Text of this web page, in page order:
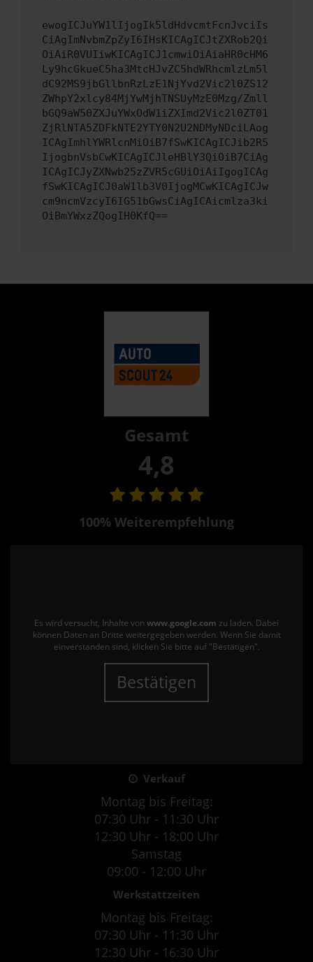
ewogICJuYW1lIjogIk5ldHdvcmtFcnJvciIs
CiAgImNvbmZpZyI6IHsKICAgICJtZXRob2Qi
OiAiR0VUIiwKICAgICJ1cmwiOiAiaHR0cHM6
Ly9hcGkueC5ha3MtcHJvZC5hdWRhcmlzLm5l
dC92MS9jbGllbnRzLzE1NjYvd2Vic2l0ZS12
ZWhpY2xlcy84MjYwMjhTNSUyMzE0Mzg/Zmll
bGQ9aW50ZXJuYWxOdW1iZXImd2Vic2l0ZT01
ZjRlNTA5ZDFkNTE2YTY0N2U2NDMyNDciLAog
ICAgImhlYWRlcnMiOiB7fSwKICAgICJib2R5
IjogbnVsbCwKICAgICJleHBlY3QiOiB7CiAg
ICAgICJyZXNwb25zZVR5cGUiOiAiIgogICAg
fSwKICAgICJ0aW1lb3V0IjogMCwKICAgICJw
cm9ncmVzcyI6IG51bGwsCiAgICAicmlza3ki
OiBmYWxzZQogIH0KfQ==
Gesamt
4,8
100% Weiterempfehlung
Es wird versucht, Inhalte von www.google.com zu laden. Dabei
können Daten an Dritte weitergegeben werden. Wenn Sie damit
einverstanden sind, klicken Sie bitte auf "Bestätigen".
Bestätigen
Verkauf
Montag bis Freitag:
07:30 Uhr - 11:30 Uhr
12:30 Uhr - 18:00 Uhr
Samstag
09:00 - 12:00 Uhr
Werkstattzeiten
Montag bis Freitag:
07:30 Uhr - 11:30 Uhr
12:30 Uhr - 16:30 Uhr